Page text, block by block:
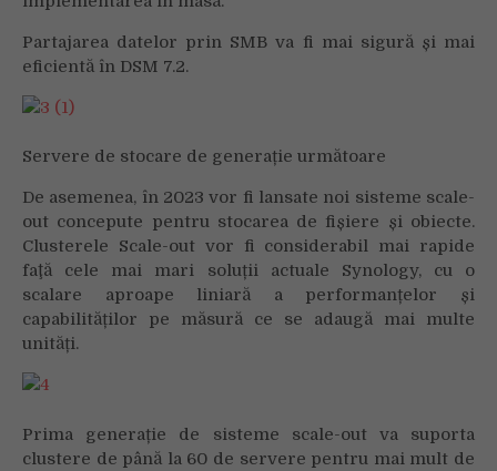
Partajarea datelor prin SMB va fi mai sigură și mai
eficientă în DSM 7.2.
Servere de stocare de generație următoare
De asemenea, în 2023 vor fi lansate noi sisteme scale-
out concepute pentru stocarea de fișiere și obiecte.
Clusterele Scale-out vor fi considerabil mai rapide
faţă cele mai mari soluții actuale Synology, cu o
scalare aproape liniară a performanțelor și
capabilităților pe măsură ce se adaugă mai multe
unități.
Prima generație de sisteme scale-out va suporta
clustere de până la 60 de servere pentru mai mult de